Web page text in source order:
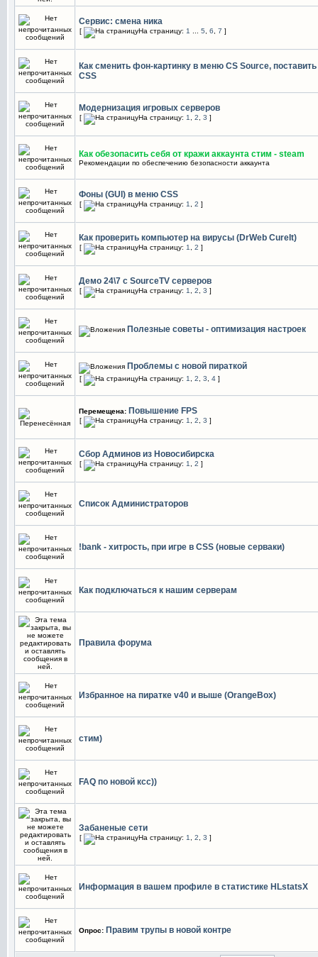
Сервис: смена ника
[ На страницу: 1 5 6 7 ]
Как сменить фон-картинку в меню CS Source,
CSS
Модернизация игровых серверов
[ На страницу: 1 2 3 ]
Как обезопасить себя от кражи аккаунта стим - steam
Рекомендации по обеспечению безопасности аккаунта
Фоны (GUI) в меню CSS
[ На страницу: 1 2 ]
Как проверить компьютер на вирусы (DrWeb CureIt)
[ На страницу: 1 2 ]
Демо 24\7 с SourceTV серверов
[ На страницу: 1 2 3 ]
Полезные советы - оптимизация настроек
Проблемы с новой пираткой
[ На страницу: 1 2 3 4 ]
Перемещена: Повышение FPS
[ На страницу: 1 2 3 ]
Сбор Админов из Новосибирска
[ На страницу: 1 2 ]
Список Администраторов
!bank - хитрость, при игре в CSS (новые серваки)
Как подключаться к нашим серверам
Правила форума
Избранное на пиратке v40 и выше (OrangeBox)
стим)
FAQ по новой ксс))
Забаненые сети
[ На страницу: 1 2 3 ]
Информация в вашем профиле в статистике HLstatsX
Опрос: Правим трупы в новой контре